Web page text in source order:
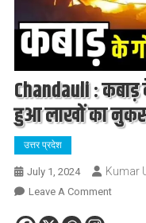
Chandauli :
हुआ लाखों का
उत्तर प्रदेश
July 1, 2024 Kumar
Leave A CommentOn